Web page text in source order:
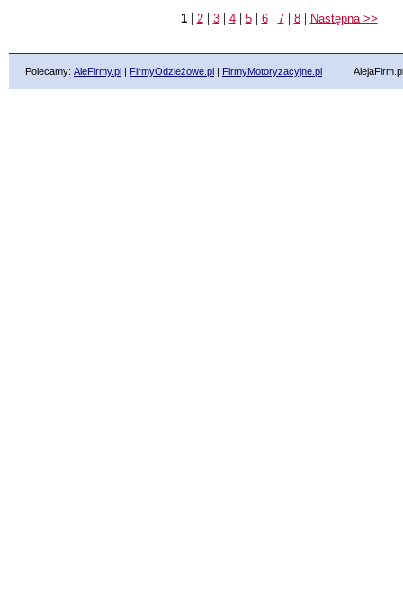
1| 2| 3| 4| 5| 6| 7| 8| Następna >>
Polecamy: AleFirmy.pl | FirmyOdzieżowe.pl | FirmyMotoryzacyjne.pl AlejaFirm.pl